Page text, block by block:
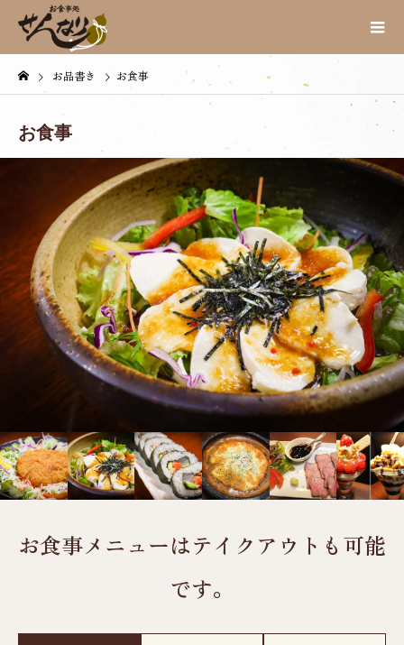
お品書き お食事
お食事
お食事メニューはテイクアウトも可能
です。